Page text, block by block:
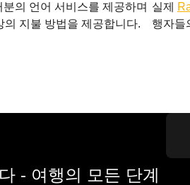
분의 언어 서비스를 제공하며
의 지불 방법을 제공합니다.
실제
행자들
- 여행의 모든 단계